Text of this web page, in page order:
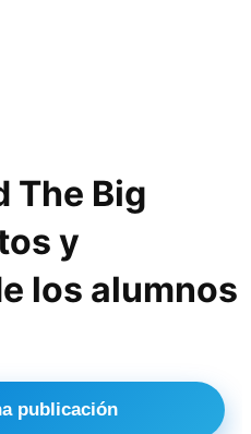
The Big
y
los alumnos
publicación